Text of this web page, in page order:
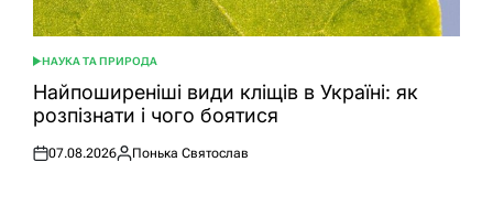
ОПУБЛІКУВАТИ
У
НАУКА ТА ПРИРОДА
Найпоширеніші види кліщів в Україні: як
розпізнати і чого боятися
Оприлюднено
07.08.2026
Опубліковано
Понька Святослав